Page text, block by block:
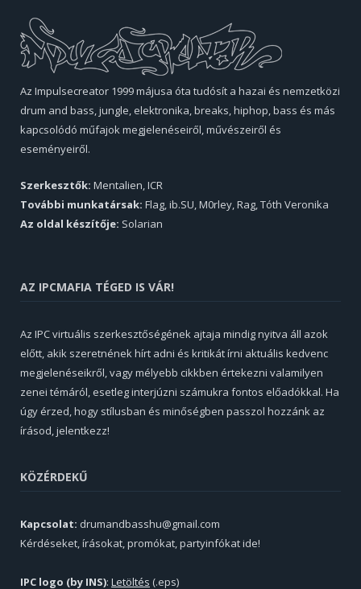
Az Impulsecreator 1999 májusa óta tudósít a hazai és nemzetközi
drum and bass, jungle, elektronika, breaks, hiphop, bass és más
kapcsolódó műfajok megjelenéseiről, művészeiről és
eseményeiről.
Szerkesztők: Mentalien, ICR
További munkatársak: Flag, ib.SU, M0rley, Rag, Tóth Veronika
Az oldal készítője: Solarian
AZ IPCMAFIA TÉGED IS VÁR!
Az IPC virtuális szerkesztőségének ajtaja mindig nyitva áll azok
előtt, akik szeretnének hírt adni és kritikát írni aktuális kedvenc
megjelenéseikről, vagy mélyebb cikkben értekezni valamilyen
zenei témáról, esetleg interjúzni számukra fontos előadókkal. Ha
úgy érzed, hogy stílusban és minőségben passzol hozzánk az
írásod, jelentkezz!
KÖZÉRDEKŰ
Kapcsolat: drumandbasshu@gmail.com
Kérdéseket, írásokat, promókat, partyinfókat ide!
IPC logo (by INS): Letöltés (.eps)